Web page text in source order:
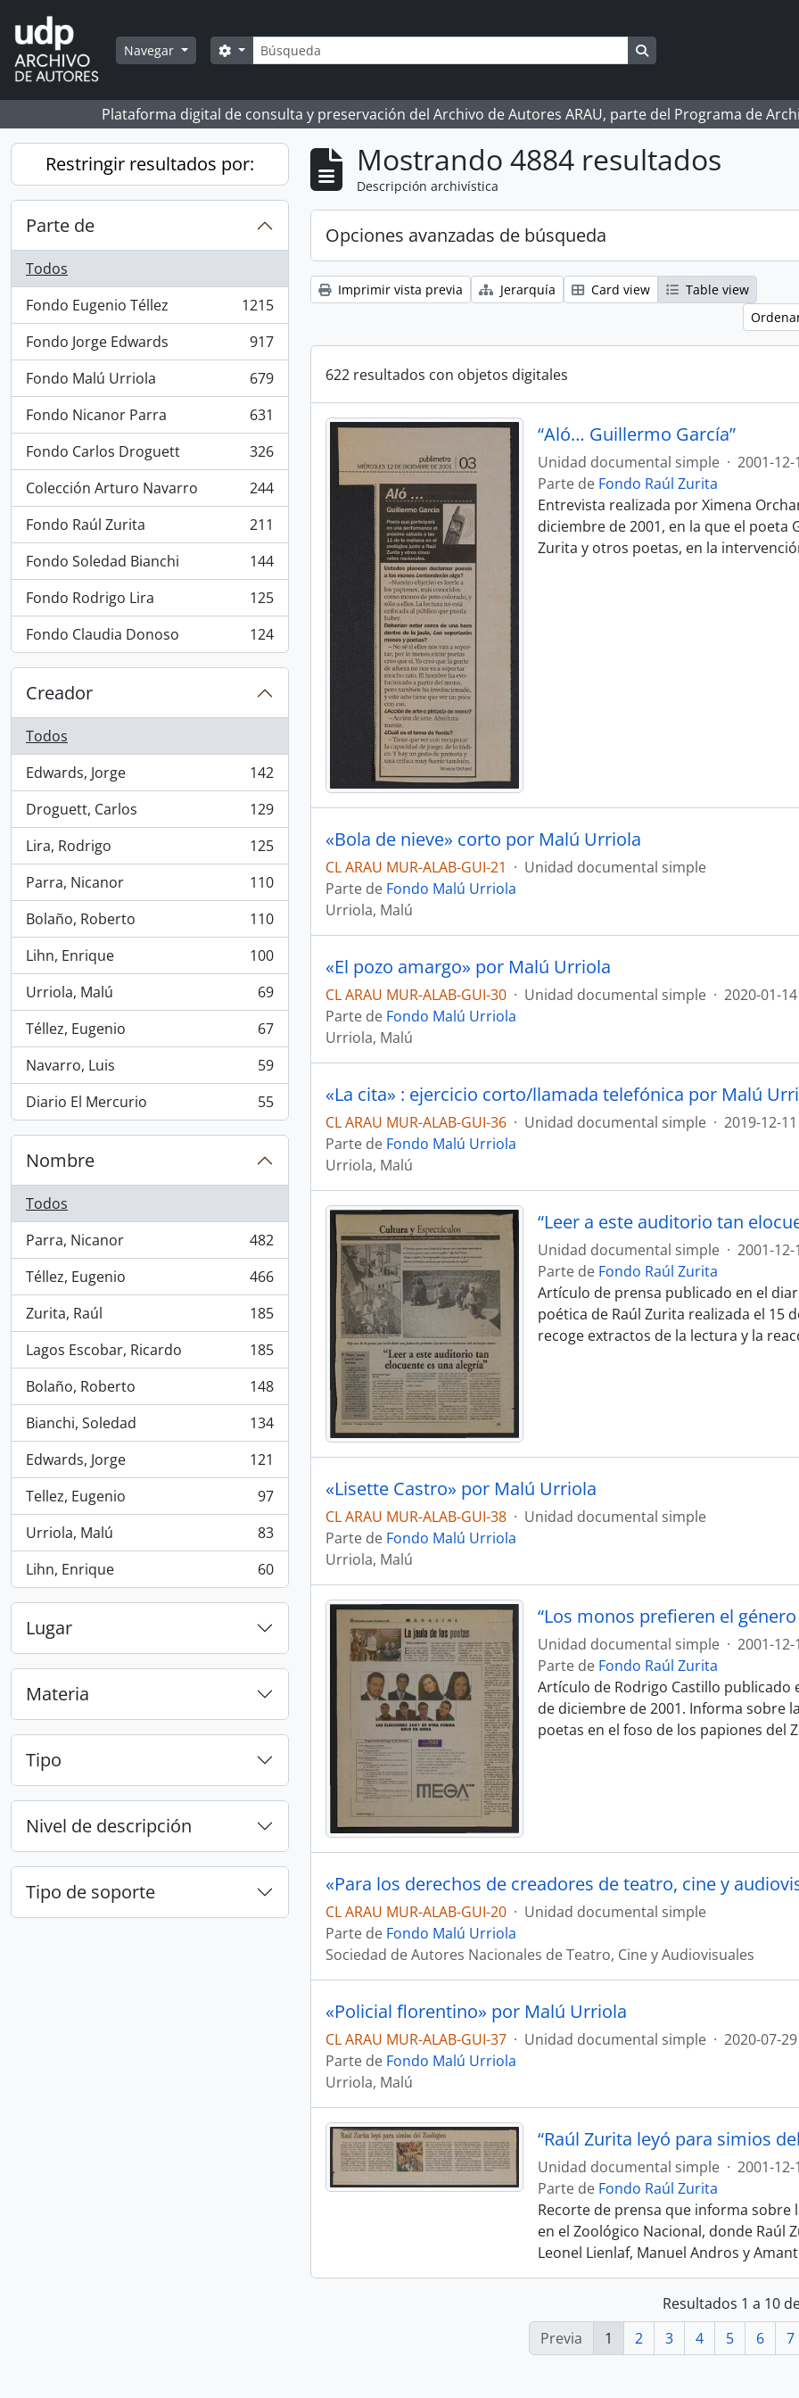
Skip to main content
Navegar Búsqueda
Search options
Plataforma digital de consulta y preservación del Archivo de Autores ARAU, parte del Programa de
Restringir resultados por:
Parte de
Todos
Fondo Eugenio Téllez
, 1215 resultados
1215
Fondo Jorge Edwards
, 917 resultados
917
Fondo Malú Urriola
, 679 resultados
679
Fondo Nicanor Parra
, 631 resultados
631
Fondo Carlos Droguett
, 326 resultados
326
Colección Arturo Navarro
, 244 resultados
244
Fondo Raúl Zurita
, 211 resultados
211
Fondo Soledad Bianchi
, 144 resultados
144
Fondo Rodrigo Lira
, 125 resultados
125
Fondo Claudia Donoso
, 124 resultados 124
Creador
Todos
Edwards, Jorge
, 142 resultados
142
Droguett, Carlos
, 129 resultados
129
Lira, Rodrigo
, 125 resultados
125
Parra, Nicanor
, 110 resultados
110
Bolaño, Roberto
, 110 resultados
110
Lihn, Enrique
, 100 resultados
100
Urriola, Malú
, 69 resultados
69
Téllez, Eugenio
, 67 resultados
67
Navarro, Luis
, 59 resultados
59
Diario El Mercurio
, 55 resultados 55
Nombre
Todos
Parra, Nicanor
, 482 resultados
482
Téllez, Eugenio
, 466 resultados
466
Zurita, Raúl
, 185 resultados
185
Lagos Escobar, Ricardo
, 185 resultados
185
Bolaño, Roberto
, 148 resultados
148
Bianchi, Soledad
, 134 resultados
134
Edwards, Jorge
, 121 resultados
121
Tellez, Eugenio
, 97 resultados
97
Urriola, Malú
, 83 resultados
83
Lihn, Enrique
, 60 resultados 60
Lugar
Materia
Tipo
Nivel de descripción
Tipo de soporte
Mostrando 4884 resultados
Descripción archivística
Opciones avanzadas de búsqueda
Imprimir vista previa Jerarquía Card view
Table view
622 resultados con objetos digitales
“Aló… Guillermo García”
Unidad documental simple · 2001-12-
Parte de Fondo Raúl Zurita
Entrevista realizada por Ximena
diciembre de 2001, en la que el
Zurita y otros poetas, en la
«Bola de nieve» corto por Malú Urriola
CL ARAU MUR-ALAB-GUI-21 · Unidad documental simple
Parte de Fondo Malú Urriola
Urriola, Malú
«El pozo amargo» por Malú Urriola
CL ARAU MUR-ALAB-GUI-30 · Unidad documental simple · 2020-01-14
Parte de Fondo Malú Urriola
Urriola, Malú
«La cita» : ejercicio corto/llamada telefónica por Malú
CL ARAU MUR-ALAB-GUI-36 · Unidad documental simple · 2019-12-11
Parte de Fondo Malú Urriola
Urriola, Malú
“Leer a este auditorio tan
Unidad documental simple · 2001-12-
Parte de Fondo Raúl Zurita
Artículo de prensa publicado en el
poética de Raúl Zurita realizada el 15
recoge extractos de la lectura y la
«Lisette Castro» por Malú Urriola
CL ARAU MUR-ALAB-GUI-38 · Unidad documental simple
Parte de Fondo Malú Urriola
Urriola, Malú
“Los monos prefieren el
Unidad documental simple · 2001-12-
Parte de Fondo Raúl Zurita
Artículo de Rodrigo Castillo publicado
de diciembre de 2001. Informa sobre
poetas en el foso de los papiones del
«Para los derechos de creadores de teatro, cine y
CL ARAU MUR-ALAB-GUI-20 · Unidad documental simple
Parte de Fondo Malú Urriola
Sociedad de Autores Nacionales de Teatro, Cine y Audiovisuales
«Policial florentino» por Malú Urriola
CL ARAU MUR-ALAB-GUI-37 · Unidad documental simple · 2020-07-29
Parte de Fondo Malú Urriola
Urriola, Malú
“Raúl Zurita leyó para simios
Unidad documental simple · 2001-12-
Parte de Fondo Raúl Zurita
Recorte de prensa que informa sobre
en el Zoológico Nacional, donde Raúl
Leonel Lienlaf, Manuel Andros y
Resultados 1 a 10
Previa
1 2 3 4 5 6 7